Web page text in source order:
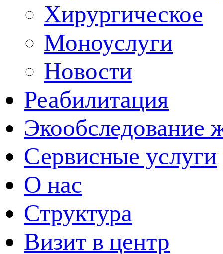
Хирургическое
Моноуслуги
Новости
Реабилитация
Экообследование
Сервисные услуги
О нас
Структура
Визит в центр